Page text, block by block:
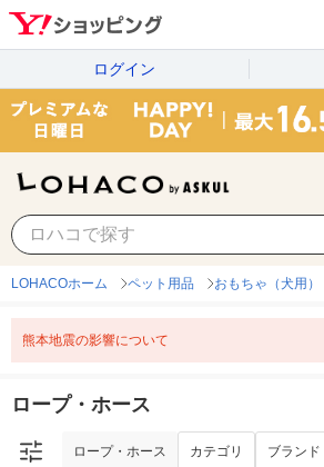
ログイン
ロープ・ホース
LOHACOホーム ペット用品 おもちゃ（犬用）
熊本地震の影響について
ロープ・ホース
ロープ・ホース カテゴリ ブランド